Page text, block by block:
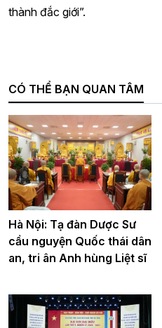
thành đắc giới”.
CÓ THỂ BẠN QUAN TÂM
Hà Nội: Tạ đàn Dược Sư
cầu nguyện Quốc thái dân
an, tri ân Anh hùng Liệt sĩ